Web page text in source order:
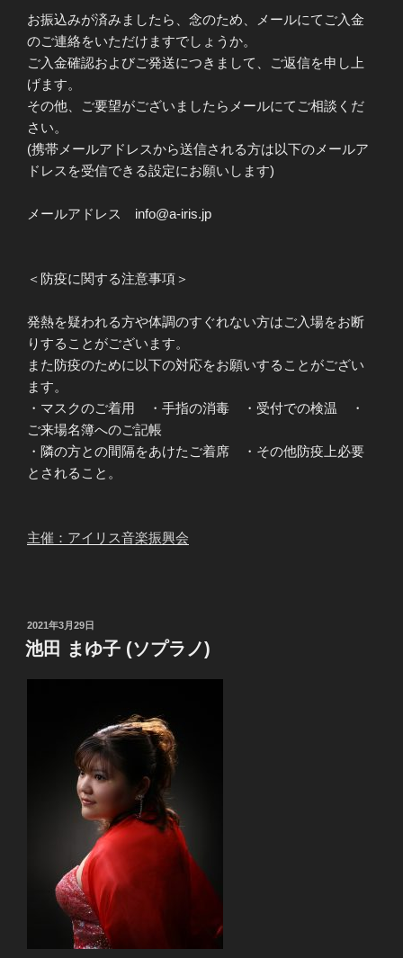
お振込みが済みましたら、念のため、メールにてご入金
のご連絡をいただけますでしょうか。
ご入金確認およびご発送につきまして、ご返信を申し上
げます。
その他、ご要望がございましたらメールにてご相談くだ
さい。
(携帯メールアドレスから送信される方は以下のメールア
ドレスを受信できる設定にお願いします)
メールアドレス info@a-iris.jp
＜防疫に関する注意事項＞
発熱を疑われる方や体調のすぐれない方はご入場をお断
りすることがございます。
また防疫のために以下の対応をお願いすることがござい
ます。
・マスクのご着用 ・手指の消毒 ・受付での検温 ・
ご来場名簿へのご記帳
・隣の方との間隔をあけたご着席 ・その他防疫上必要
とされること。
主催：アイリス音楽振興会
投
稿
日:
2021年3月29日
池田 まゆ子 (ソプラノ)